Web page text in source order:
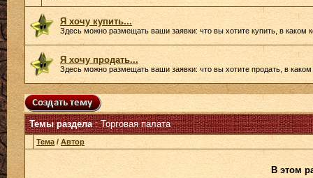
Я хочу купить...
Здесь можно размещать ваши заявки: что вы хотите купить, в каком
Я хочу продать...
Здесь можно размещать ваши заявки: что вы хотите продать, в каком
Темы раздела: Торговая палата
Тема / Автор
В этом